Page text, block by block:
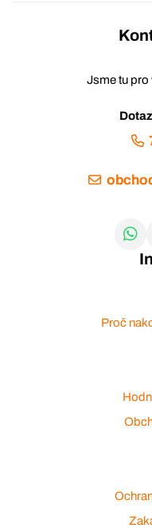
Jsme tu
Proč